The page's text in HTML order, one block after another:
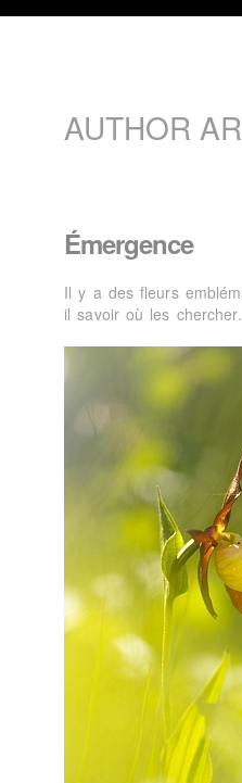
AUTHOR
Émergence
Il y a des fleurs
il savoir où les